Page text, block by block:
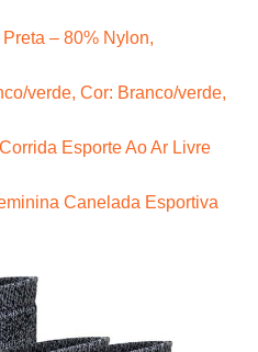
– 80% Nylon,
verde, Cor: Branco/verde,
Esporte Ao Ar Livre
Canelada Esportiva